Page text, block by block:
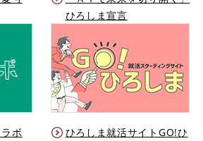
ひろしま宣言
ボ
ひろしま就活サイトGO!ひ